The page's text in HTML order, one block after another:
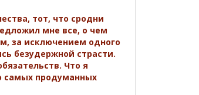
тот, что сродни
мне все, о чем
за исключением одного
безудержной страсти.
Что я
самых продуманных